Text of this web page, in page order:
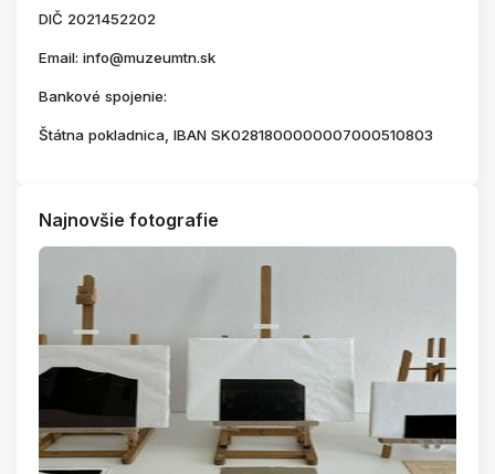
DIČ 2021452202
Email: info@muzeumtn.sk
Bankové spojenie:
Štátna pokladnica, IBAN SK0281800000007000510803
Najnovšie fotografie